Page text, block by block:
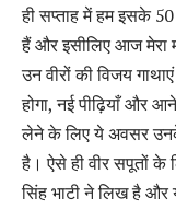
ही सप्‍ताह में हम इसके 50
हैं और इसीलिए आज मेरा
उन वीरों की विजय
होगा, नई पी‍ढ़ियाँ और
लेने के लिए ये अवसर
है। ऐसे ही वीर सपूतों के
सिंह भाटी ने लिख है और